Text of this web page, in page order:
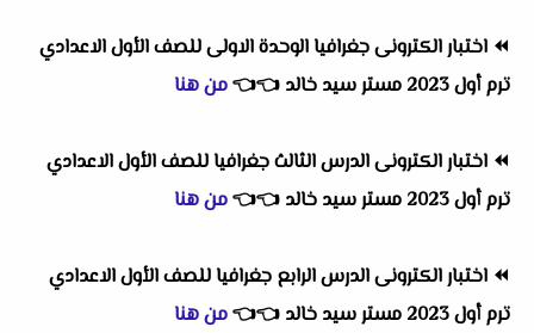
⏪ اختبار الكترونى جغرافيا الوحدة الاولى للصف الأول الاعدادي
ترم أول 2023 مستر سيد خالد
👈
👈من هنا
⏪ اختبار الكترونى الدرس الثالث جغرافيا للصف الأول الاعدادي
ترم أول 2023 مستر سيد خالد
👈
👈من هنا
⏪ اختبار الكترونى الدرس الرابع جغرافيا للصف الأول الاعدادي
ترم أول 2023 مستر سيد خالد
👈
👈من هنا